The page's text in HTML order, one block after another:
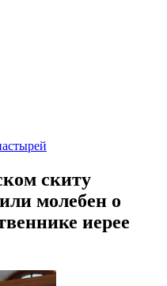
скиту
молебен о
иерее